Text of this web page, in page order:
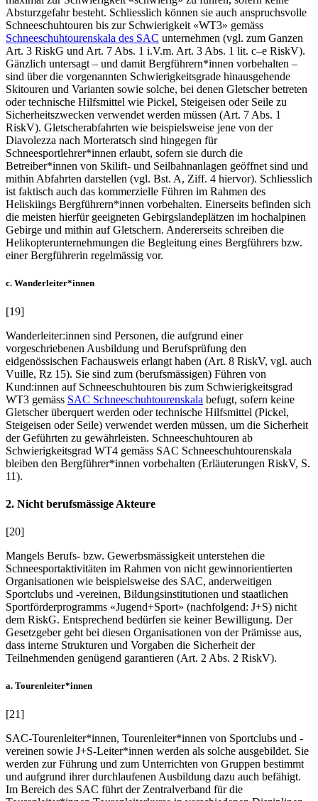
Absturzgefahr besteht. Schliesslich können sie auch anspruchsvolle
Schneeschuhtouren bis zur Schwierigkeit «WT3» gemäss
Schneeschuhtourenskala des SAC unternehmen (vgl. zum Ganzen
Art. 3 RiskG und Art. 7 Abs. 1 i.V.m. Art. 3 Abs. 1 lit. c–e RiskV).
Gänzlich untersagt – und damit Bergführern*innen vorbehalten –
sind über die vorgenannten Schwierigkeitsgrade hinausgehende
Skitouren und Varianten sowie solche, bei denen Gletscher betreten
oder technische Hilfsmittel wie Pickel, Steigeisen oder Seile zu
Sicherheitszwecken verwendet werden müssen (Art. 7 Abs. 1
RiskV). Gletscherabfahrten wie beispielsweise jene von der
Diavolezza nach Morteratsch sind hingegen für
Schneesportlehrer*innen erlaubt, sofern sie durch die
Betreiber*innen von Skilift- und Seilbahnanlagen geöffnet sind und
mithin Abfahrten darstellen (vgl. Bst. A, Ziff. 4 hiervor). Schliesslich
ist faktisch auch das kommerzielle Führen im Rahmen des
Heliskiings Bergführern*innen vorbehalten. Einerseits befinden sich
die meisten hierfür geeigneten Gebirgslandeplätzen im hochalpinen
Gebirge und mithin auf Gletschern. Andererseits schreiben die
Helikopterunternehmungen die Begleitung eines Bergführers bzw.
einer Bergführerin regelmässig vor.
c. Wanderleiter*innen
[19]
Wanderleiter:innen sind Personen, die aufgrund einer
vorgeschriebenen Ausbildung und Berufsprüfung den
eidgenössischen Fachausweis erlangt haben (Art. 8 RiskV, vgl. auch
Vuille, Rz 15). Sie sind zum (berufsmässigen) Führen von
Kund:innen auf Schneeschuhtouren bis zum Schwierigkeitsgrad
WT3 gemäss SAC Schneeschuhtourenskala befugt, sofern keine
Gletscher überquert werden oder technische Hilfsmittel (Pickel,
Steigeisen oder Seile) verwendet werden müssen, um die Sicherheit
der Geführten zu gewährleisten. Schneeschuhtouren ab
Schwierigkeitsgrad WT4 gemäss SAC Schneeschuhtourenskala
bleiben den Bergführer*innen vorbehalten (Erläuterungen RiskV, S.
11).
2. Nicht berufsmässige Akteure
[20]
Mangels Berufs- bzw. Gewerbsmässigkeit unterstehen die
Schneesportaktivitäten im Rahmen von nicht gewinnorientierten
Organisationen wie beispielsweise des SAC, anderweitigen
Sportclubs und -vereinen, Bildungsinstitutionen und staatlichen
Sportförderprogramms «Jugend+Sport» (nachfolgend: J+S) nicht
dem RiskG. Entsprechend bedürfen sie keiner Bewilligung. Der
Gesetzgeber geht bei diesen Organisationen von der Prämisse aus,
dass interne Strukturen und Vorgaben die Sicherheit der
Teilnehmenden genügend garantieren (Art. 2 Abs. 2 RiskV).
a. Tourenleiter*innen
[21]
SAC-Tourenleiter*innen, Tourenleiter*innen von Sportclubs und -
vereinen sowie J+S-Leiter*innen werden als solche ausgebildet. Sie
werden zur Führung und zum Unterrichten von Gruppen bestimmt
und aufgrund ihrer durchlaufenen Ausbildung dazu auch befähigt.
Im Bereich des SAC führt der Zentralverband für die